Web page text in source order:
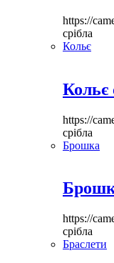
https://
срібла
Кольє
Кольє
https://
срібла
Брошка
https://
срібла
Браслети